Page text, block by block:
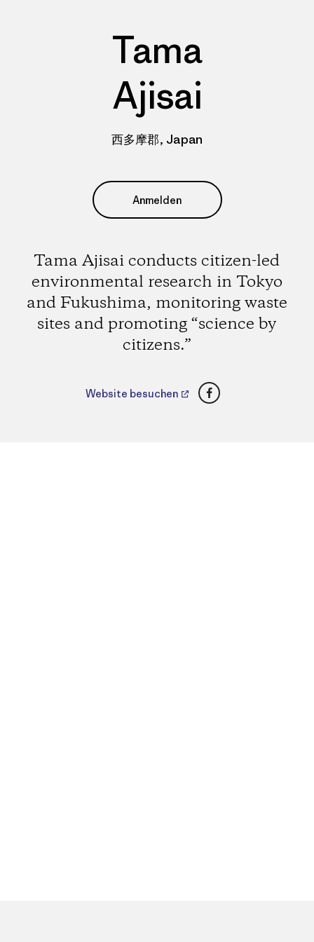
Tama
Ajisai
西多摩郡, Japan
Anmelden
Tama Ajisai conducts citizen-led
environmental research in Tokyo
and Fukushima, monitoring waste
sites and promoting “science by
citizens.”
Website besuchen Facebook